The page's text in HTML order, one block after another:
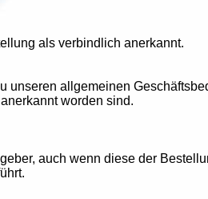
als verbindlich anerkannt.
unseren allgemeinen
worden sind.
auch wenn diese der